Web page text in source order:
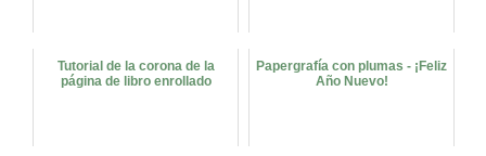
Tutorial de la corona de la
página de libro enrollado
Papergrafía con plumas - ¡Feliz
Año Nuevo!